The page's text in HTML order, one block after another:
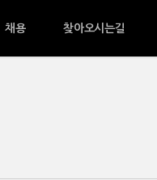
채용 찾아오시는길